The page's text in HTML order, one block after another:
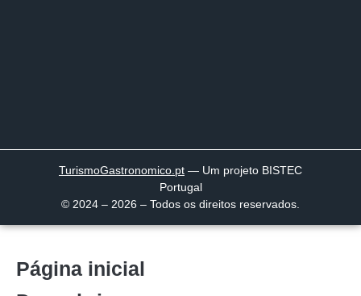
TurismoGastronomico.pt — Um projeto BISTEC
Portugal
© 2024 – 2026 – Todos os direitos reservados.
Página inicial